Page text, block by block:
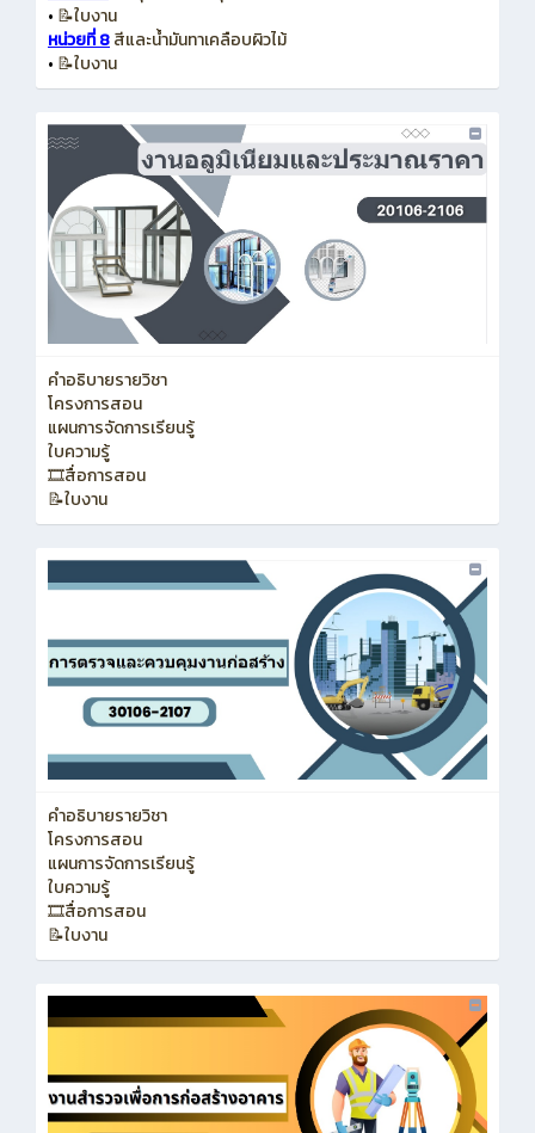
• 📝ใบงาน
หน่วยที่ 8สีและน้ำมันทาเคลือบผิวไม้
• 📝ใบงาน
คำอธิบายรายวิชา
โครงการสอน
แผนการจัดการเรียนรู้
ใบความรู้
🎞️สื่อการสอน
📝ใบงาน
คำอธิบายรายวิชา
โครงการสอน
แผนการจัดการเรียนรู้
ใบความรู้
🎞️สื่อการสอน
📝ใบงาน